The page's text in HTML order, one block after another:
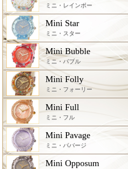
ミニ・レインボー
Mini Star
ミニ・スター
Mini Bubble
ミニ・バブル
Mini Folly
ミニ・フォーリー
Mini Full
ミニ・フル
Mini Pavage
ミニ・パバージ
Mini Opposum